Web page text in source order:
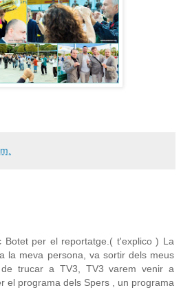
Botet per el reportatge.( t'explico ) La
la meva persona, va sortir dels meus
trucar a TV3, TV3 varem venir a
el programa dels Spers , un programa